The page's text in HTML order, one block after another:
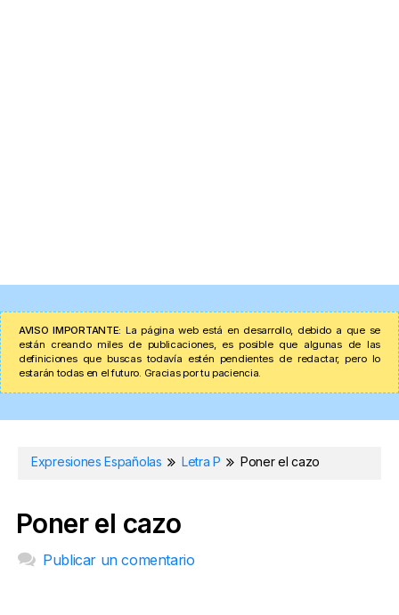
AVISO IMPORTANTE: La página web está en desarrollo, debido a que se
están creando miles de publicaciones, es posible que algunas de las
definiciones que buscas todavía estén pendientes de redactar, pero lo
estarán todas en el futuro. Gracias por tu paciencia.
Expresiones Españolas Letra P Poner el cazo
Poner el cazo
Publicar un comentario